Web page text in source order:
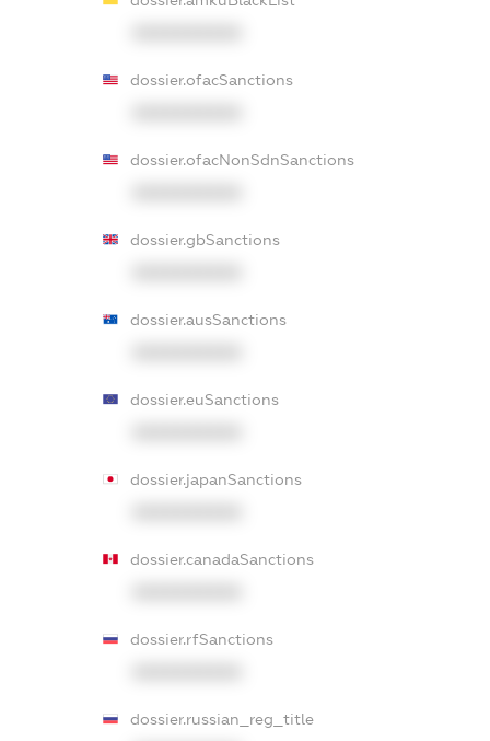
dossier.ofacSanctions
dossier.ofacNonSdnSanctions
dossier.gbSanctions
dossier.ausSanctions
dossier.euSanctions
dossier.japanSanctions
dossier.canadaSanctions
dossier.rfSanctions
dossier.russian_reg_title